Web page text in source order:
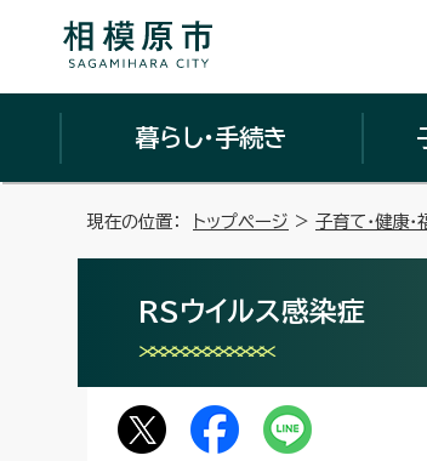
暮らし・手続き
現在の位置： トップページ > 子育て・健康・
RSウイルス感染症